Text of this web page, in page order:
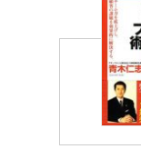
つけたい。
青木先生を知り本
が初めてです。あ